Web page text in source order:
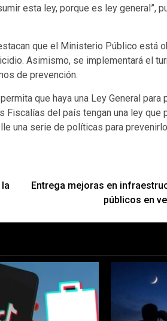
esta ley, porque es ley general”,
que el Ministerio Público está
Asimismo, se implementará el
de prevención.
que haya una Ley General para
del país tengan una ley que
una serie de políticas para
Entrega mejoras en
públicos en